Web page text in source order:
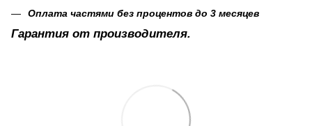
Оплата частями без процентов до 3 месяцев
Гарантия от производителя.